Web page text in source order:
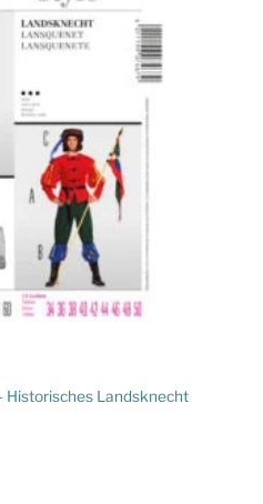
Historisches Landsknecht